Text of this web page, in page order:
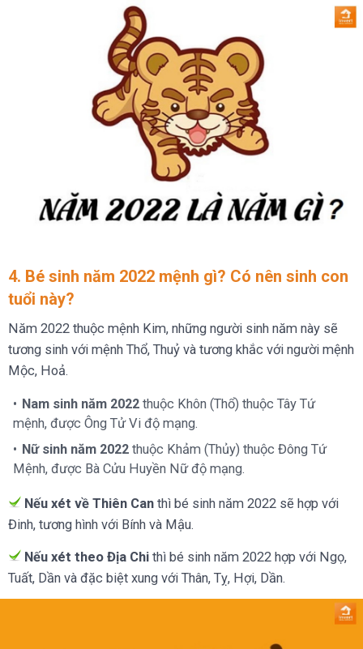
4. Bé sinh năm 2022 mệnh gì? Có nên sinh con
tuổi này?
Năm 2022 thuộc mệnh Kim, những người sinh năm này sẽ
tương sinh với mệnh Thổ, Thuỷ và tương khắc với người mệnh
Mộc, Hoả.
Nam sinh năm 2022 thuộc Khôn (Thổ) thuộc Tây Tứ
mệnh, được Ông Tử Vi độ mạng.
Nữ sinh năm 2022 thuộc Khảm (Thủy) thuộc Đông Tứ
Mệnh, được Bà Cửu Huyền Nữ độ mạng.
Nếu xét về Thiên Can thì bé sinh năm 2022 sẽ hợp với
Đinh, tương hình với Bính và Mậu.
Nếu xét theo Địa Chi thì bé sinh năm 2022 hợp với Ngọ,
Tuất, Dần và đặc biệt xung với Thân, Tỵ, Hợi, Dần.